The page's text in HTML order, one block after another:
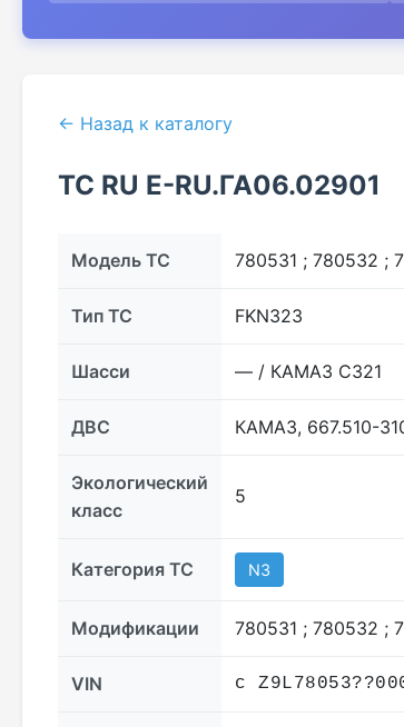
← Назад к каталогу
ТС RU Е-RU.ГА06.02901
Модель ТС 780531 ; 780532 ;
Тип ТС FKN323
Шасси — / КАМАЗ С321
ДВС КАМАЗ, 667.510-
Экологический
класс
5
Категория ТС N3
Модификации 780531 ; 780532 ;
VIN с